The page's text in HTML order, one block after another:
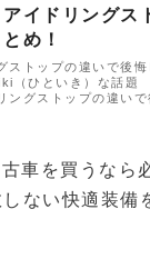
イドリングス
め！
ストップの違いで後悔
（ひといき）な話題
ングストップの違いで